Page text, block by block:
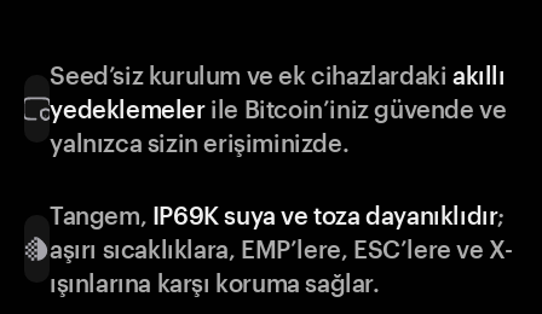
Seed’siz kurulum ve ek cihazlardakiakıllı
yedeklemelerile Bitcoin’iniz güvende ve
yalnızca sizin erişiminizde.
Tangem, IP69K suya ve toza dayanıklıdır;
aşırı sıcaklıklara, EMP’lere, ESC’lere ve X-
ışınlarına karşı koruma sağlar.